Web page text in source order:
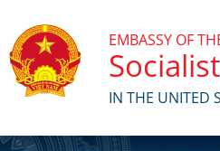
EMBASSY OF
IN THE UNITED